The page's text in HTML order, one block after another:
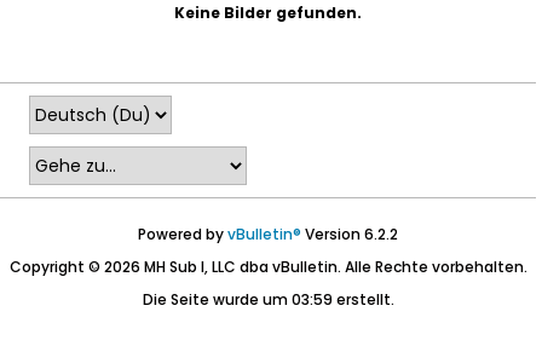
Keine Bilder gefunden.
Powered byvBulletin® Version 6.2.2
Copyright © 2026 MH Sub I, LLC dba vBulletin. Alle Rechte vorbehalten.
Die Seite wurde um 03:59 erstellt.